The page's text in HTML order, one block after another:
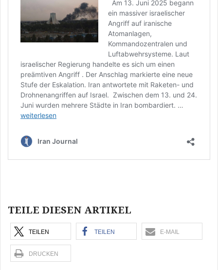
TEILE DIESEN ARTIKEL
TEILEN TEILEN E-MAIL
DRUCKEN